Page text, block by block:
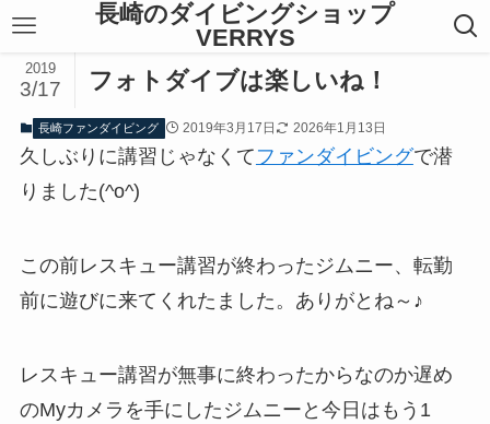
長崎のダイビングショップ
VERRYS
フォトダイブは楽しいね！
2019
3/17
長崎ファンダイビング 2019年3月17日 2026年1月13日
久しぶりに講習じゃなくて ファンダイビングで潜
りました(^o^)
この前レスキュー講習が終わったジムニー、転勤
前に遊びに来てくれたました。ありがとね～♪
レスキュー講習が無事に終わったからなのか遅め
のMyカメラを手にしたジムニーと今日はもう1